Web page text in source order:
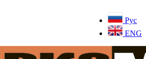
Рус
ENG